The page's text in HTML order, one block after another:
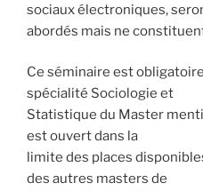
sociaux électroniques,
abordés mais ne
Ce séminaire est
spécialité Sociologie et
Statistique du Master
est ouvert dans la
limite des places
des autres masters de